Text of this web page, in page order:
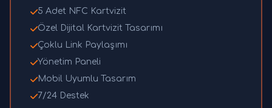
5 Adet NFC Kartvizit
Özel Dijital Kartvizit Tasarımı
Çoklu Link Paylaşımı
Yönetim Paneli
Mobil Uyumlu Tasarım
7/24 Destek